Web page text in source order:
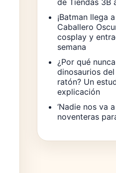
¡Batman llega
Caballero
cosplay y
semana
¿Por qué
dinosaurios
ratón? Un
explicación
‘Nadie nos va
noventeras